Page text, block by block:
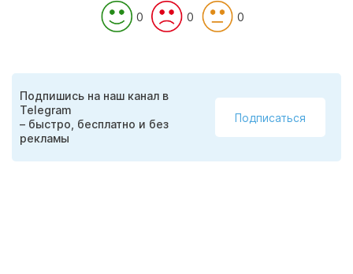
0 0 0
Подпишись на наш канал в
Telegram
– быстро, бесплатно и без
рекламы
Подписаться